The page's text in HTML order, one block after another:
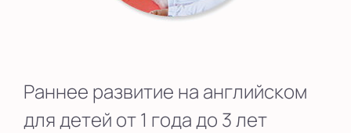
Раннее развитие на английском
для детей от 1 года до 3 лет